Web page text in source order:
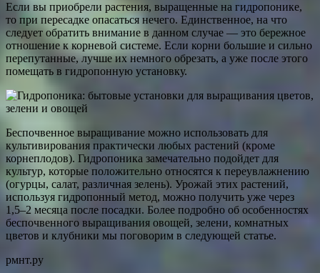
Если вы приобрели растения, выращенные на гидропонике,
то при пересадке опасаться нечего. Единственное, на что
следует обратить внимание в данном случае — это бережное
отношение к корневой системе. Если корни большие и сильно
перепутанные, лучше их немного обрезать, а уже после этого
помещать в гидропонную установку.
Беспочвенное выращивание можно использовать для
культивирования практически любых растений (кроме
корнеплодов). Гидропоника замечательно подойдет для
культур, которые положительно относятся к переувлажнению
(огурцы, салат, различная зелень). Урожай этих растений,
используя гидропонный метод, можно получить уже через
1,5–2 месяца после посадки. Более подробно об особенностях
беспочвенного выращивания овощей, зелени, комнатных
цветов и клубники мы поговорим в следующей статье.
рмнт.ру